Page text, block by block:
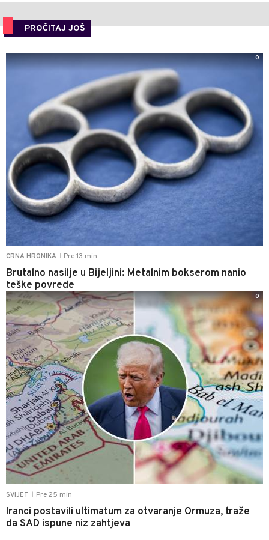
PROČITAJ JOŠ
CRNA HRONIKA Pre 13 min
Brutalno nasilje u Bijeljini: Metalnim bokserom nanio
teške povrede
0
SVIJET Pre 25 min
Iranci postavili ultimatum za otvaranje Ormuza, traže
da SAD ispune niz zahtjeva
0